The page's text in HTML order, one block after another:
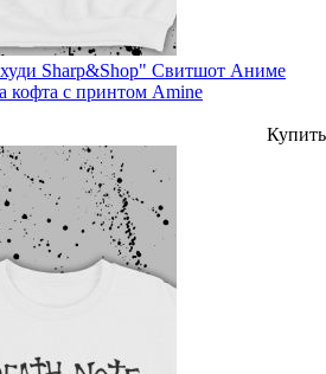
Sharp&Shop" Свитшот Аниме
кофта с принтом Amine
Купить